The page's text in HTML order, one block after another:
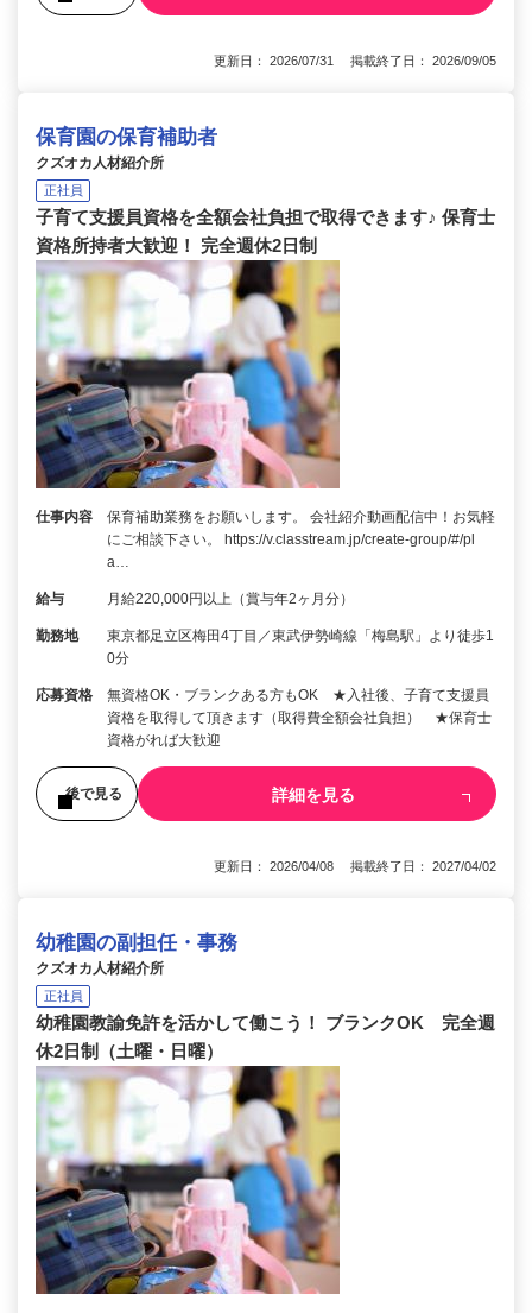
更新日： 2026/07/31 掲載終了日： 2026/09/05
保育園の保育補助者
クズオカ人材紹介所
正社員
子育て支援員資格を全額会社負担で取得できます♪ 保育士
資格所持者大歓迎！ 完全週休2日制
仕事内容
保育補助業務をお願いします。 会社紹介動画配信中！お気軽
にご相談下さい。 https://v.classtream.jp/create-group/#/pl
a…
給与 月給220,000円以上（賞与年2ヶ月分）
勤務地
東京都足立区梅田4丁目／東武伊勢崎線「梅島駅」より徒歩1
0分
応募資格
無資格OK・ブランクある方もOK ★入社後、子育て支援員
資格を取得して頂きます（取得費全額会社負担） ★保育士
資格がれば大歓迎
後で見る 詳細を見る
更新日： 2026/04/08 掲載終了日： 2027/04/02
幼稚園の副担任・事務
クズオカ人材紹介所
正社員
幼稚園教諭免許を活かして働こう！ ブランクOK 完全週
休2日制（土曜・日曜）